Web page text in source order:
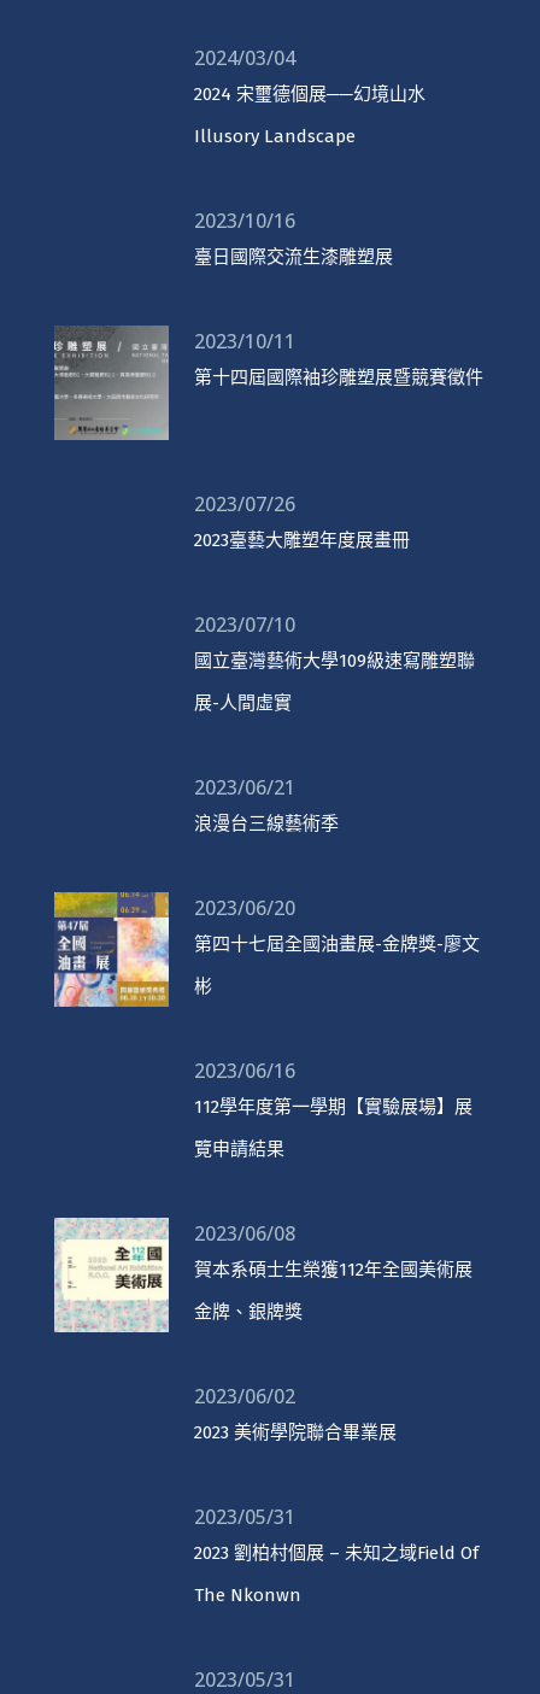
2024/03/04
2024 宋璽德個展──幻境山水
Illusory Landscape
2023/10/16
臺日國際交流生漆雕塑展
2023/10/11
第十四屆國際袖珍雕塑展暨競賽徵件
2023/07/26
2023臺藝大雕塑年度展畫冊
2023/07/10
國立臺灣藝術大學109級速寫雕塑聯
展-人間虛實
2023/06/21
浪漫台三線藝術季
2023/06/20
第四十七屆全國油畫展-金牌獎-廖文
彬
2023/06/16
112學年度第一學期【實驗展場】展
覽申請結果
2023/06/08
賀本系碩士生榮獲112年全國美術展
金牌、銀牌獎
2023/06/02
2023 美術學院聯合畢業展
2023/05/31
2023 劉柏村個展 – 未知之域Field Of
The Nkonwn
2023/05/31